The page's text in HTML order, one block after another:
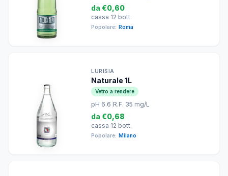
da €0,60
cassa 12 bott.
Popolare: Roma
LURISIA
Naturale 1L
Vetro a rendere
pH 6.6 R.F. 35 mg/L
da €0,68
cassa 12 bott.
Popolare: Milano